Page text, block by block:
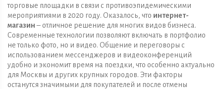
торговые площадки в связи с противоэпидемическими
мероприятиями в 2020 году. Оказалось, что интернет-
магазин– отличное решение для многих видов бизнеса.
Современные технологии позволяют включать в портфолио
не только фото, но и видео. Общение и переговоры с
использованием мессенджеров и видеоконференций
удобно и экономит время на поездки, что особенно актуально
для Москвы и других крупных городов. Эти факторы
останутся значимыми для покупателей и после отмены